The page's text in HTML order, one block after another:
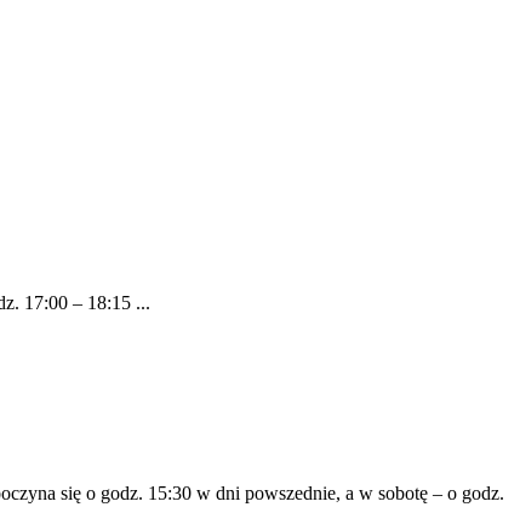
17:00 – 18:15 ...
się o godz. 15:30 w dni powszednie, a w sobotę – o godz.